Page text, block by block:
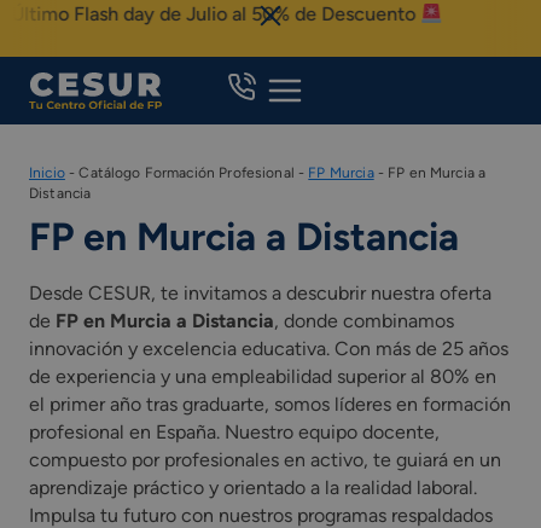
Skip
content
Flash day de Julio al 50% de Descuento
Inicio-Catálogo Formación Profesional - FP Murcia- FP en Murcia a
Distancia
FP en Murcia a Distancia
Desde CESUR, te invitamos a descubrir nuestra oferta
de FP en Murcia a Distancia, donde combinamos
innovación y excelencia educativa. Con más de 25 años
de experiencia y una empleabilidad superior al 80% en
el primer año tras graduarte, somos líderes en formación
profesional en España. Nuestro equipo docente,
compuesto por profesionales en activo, te guiará en un
aprendizaje práctico y orientado a la realidad laboral.
Impulsa tu futuro con nuestros programas respaldados